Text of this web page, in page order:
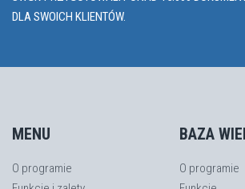
DLA SWOICH KLIENTÓW.
MENU
O programie
BAZA
O programie